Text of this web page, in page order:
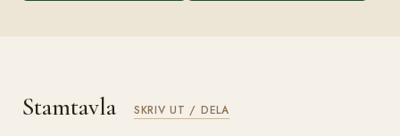
Stamtavla SKRIV UT / DELA